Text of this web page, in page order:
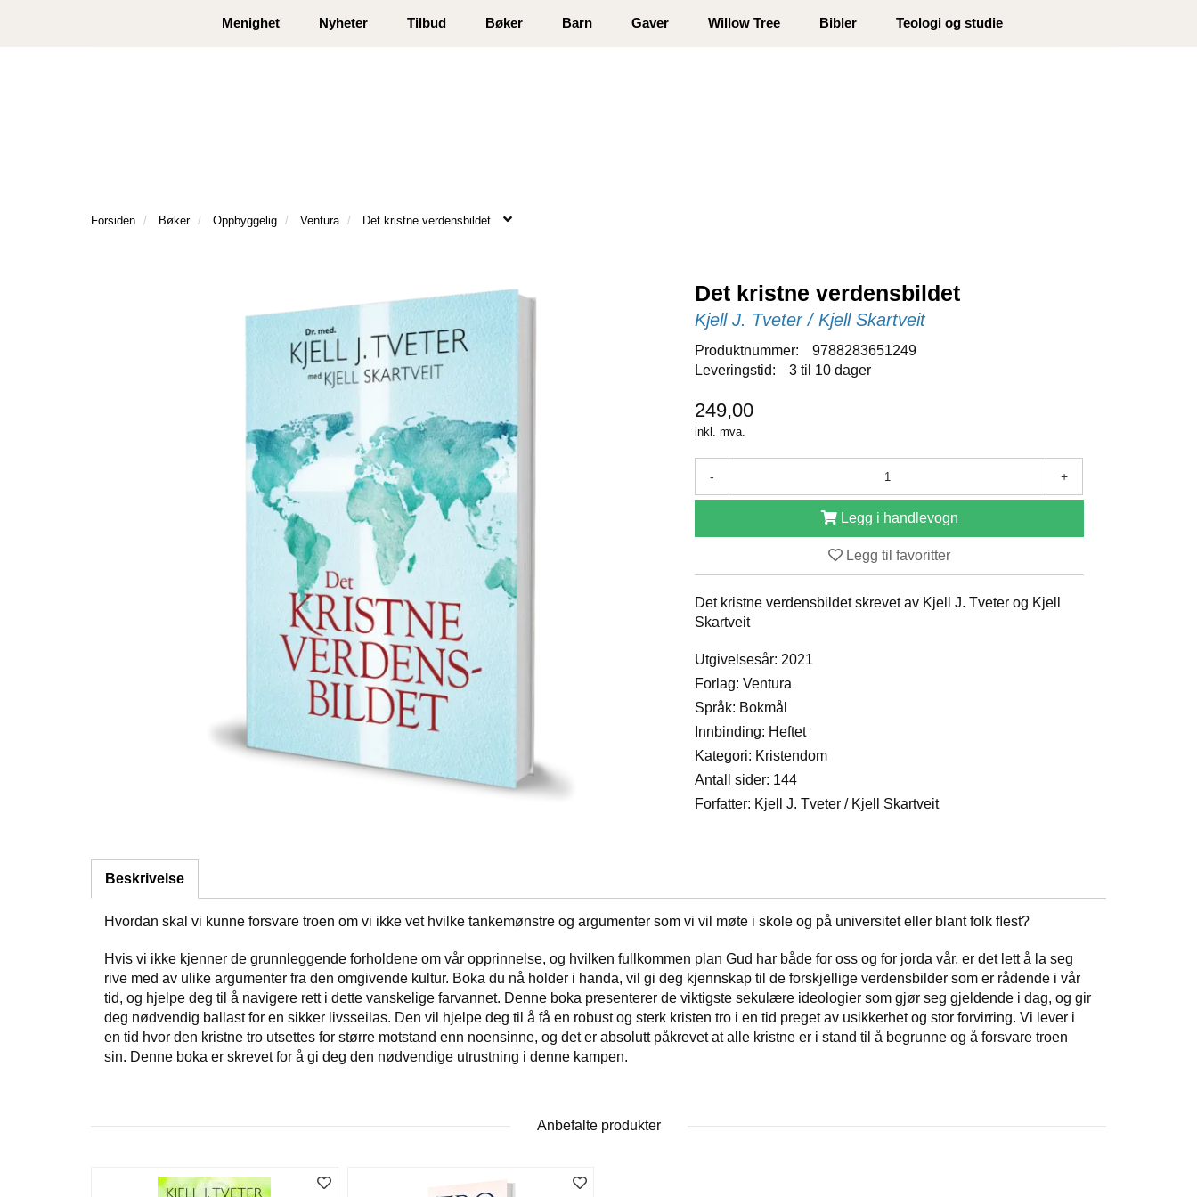
Åpningstider Logg inn eller registrer deg Min side Infosenter
Menighet Nyheter Tilbud Bøker Barn Gaver Willow Tree Bibler Teologi og studie
Forsiden Bøker Oppbyggelig Ventura Det kristne verdensbildet
Det kristne verdensbildet
Kjell J. Tveter / Kjell Skartveit
Produktnummer:
9788283651249
Leveringstid:
3 til 10 dager
249,00
inkl. mva.
- +
Legg i handlevogn
Legg til favoritter
Det kristne verdensbildet skrevet av Kjell J. Tveter og Kjell
Skartveit
Utgivelsesår: 2021
Forlag: Ventura
Språk: Bokmål
Innbinding: Heftet
Kategori: Kristendom
Antall sider: 144
Forfatter: Kjell J. Tveter / Kjell Skartveit
Beskrivelse
Hvordan skal vi kunne forsvare troen om vi ikke vet hvilke tankemønstre og argumenter som vi vil møte i skole og på universitet eller blant folk ﬂest?
Hvis vi ikke kjenner de grunnleggende forholdene om vår opprinnelse, og hvilken fullkommen plan Gud har både for oss og for jorda vår, er det lett å la seg
rive med av ulike argumenter fra den omgivende kultur. Boka du nå holder i handa, vil gi deg kjennskap til de forskjellige verdensbilder som er rådende i vår
tid, og hjelpe deg til å navigere rett i dette vanskelige farvannet. Denne boka presenterer de viktigste sekulære ideologier som gjør seg gjeldende i dag, og gir
deg nødvendig ballast for en sikker livsseilas. Den vil hjelpe deg til å få en robust og sterk kristen tro i en tid preget av usikkerhet og stor forvirring. Vi lever i
en tid hvor den kristne tro utsettes for større motstand enn noensinne, og det er absolutt påkrevet at alle kristne er i stand til å begrunne og å forsvare troen
sin. Denne boka er skrevet for å gi deg den nødvendige utrustning i denne kampen.
Anbefalte produkter